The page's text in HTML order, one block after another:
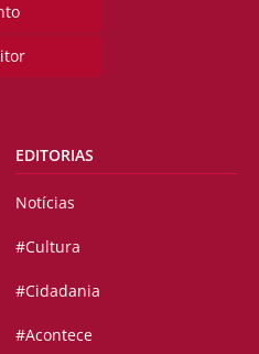
EDITORIAS
Notícias
#Cultura
#Cidadania
#Acontece